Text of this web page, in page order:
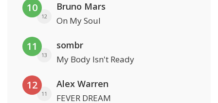
10
12
Bruno Mars
On My Soul
11
13
sombr
My Body Isn't Ready
12
11
Alex Warren
FEVER DREAM